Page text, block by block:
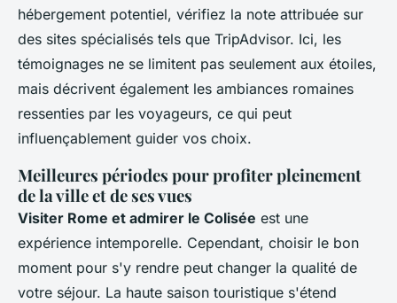
hébergement potentiel, vérifiez la note attribuée sur
des sites spécialisés tels que TripAdvisor. Ici, les
témoignages ne se limitent pas seulement aux étoiles,
mais décrivent également les ambiances romaines
ressenties par les voyageurs, ce qui peut
influençablement guider vos choix.
Meilleures périodes pour profiter pleinement
de la ville et de ses vues
Visiter Rome et admirer le Colisée est une
expérience intemporelle. Cependant, choisir le bon
moment pour s'y rendre peut changer la qualité de
votre séjour. La haute saison touristique s'étend